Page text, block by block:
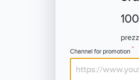
Channel for promotion*